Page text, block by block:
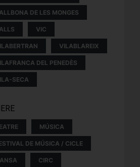
DE LES MONGES
VIC
VILABLAREIX
DEL PENEDÈS
SECA
MÚSICA
DE MÚSICA / CICLE
CIRC